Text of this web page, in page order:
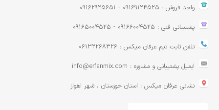
واحد فروش : 09169124525 - 09162925651
پشتیبانی فنی : 09166004525 - 09165004525
تلفن ثابت تیم عرفان میکس : 06132268326
ایمیل پشتیبانی و مشاوره : info@erfanmix.com
نشانی عرفان میکس : استان خوزستان ، شهر اهواز